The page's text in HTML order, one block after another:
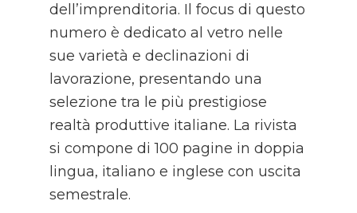
dell’imprenditoria. Il focus di questo
numero è dedicato al vetro nelle
sue varietà e declinazioni di
lavorazione, presentando una
selezione tra le più prestigiose
realtà produttive italiane. La rivista
si compone di 100 pagine in doppia
lingua, italiano e inglese con uscita
semestrale.